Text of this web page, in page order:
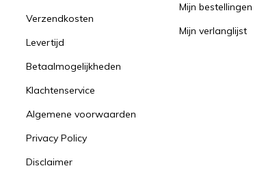
Verzendkosten
Levertijd
Betaalmogelijkheden
Klachtenservice
Algemene voorwaarden
Privacy Policy
Disclaimer
Mijn bestellingen
Mijn verlanglijst